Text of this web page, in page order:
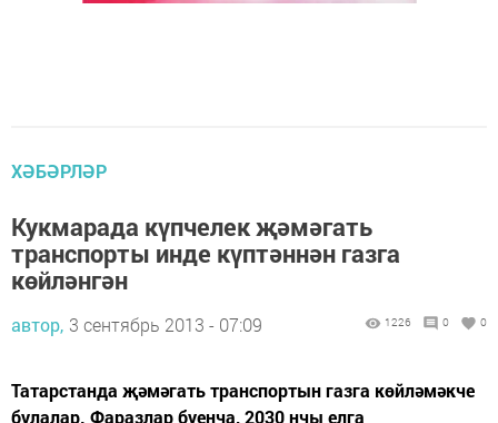
ХӘБӘРЛӘР
Кукмарада күпчелек җәмәгать
транспорты инде күптәннән газга
көйләнгән
автор, 3 сентябрь 2013 - 07:09 1226 0 0
Татарстанда җәмәгать транспортын газга көйләмәкче
булалар. Фаразлар буенча, 2030 нчы елга